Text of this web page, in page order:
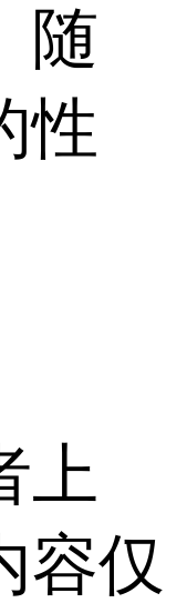
随
性
上
容仅